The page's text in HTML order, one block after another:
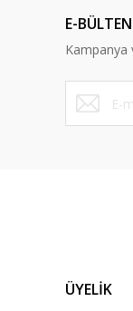
E-BÜLTEN
Kampanya
ÜYELİK